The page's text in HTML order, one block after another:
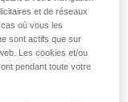
et de réseaux
où vous les
sont actifs que sur
Les cookies et/ou
pendant toute votre